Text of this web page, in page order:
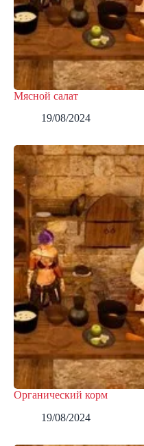
Мясной салат
19/08/2024
Органический корм
19/08/2024